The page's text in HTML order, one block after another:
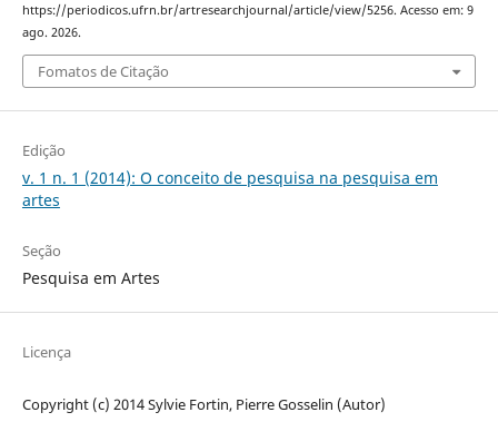
https://periodicos.ufrn.br/artresearchjournal/article/view/5256. Acesso em: 9
ago. 2026.
Fomatos de Citação
Edição
v. 1 n. 1 (2014): O conceito de pesquisa na pesquisa em
artes
Seção
Pesquisa em Artes
Licença
Copyright (c) 2014 Sylvie Fortin, Pierre Gosselin (Autor)